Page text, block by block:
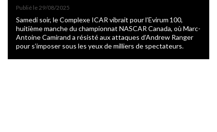
Publié le29/08/2025
Samedi soir, le Complexe ICAR vibrait pour l’Evirum 100,
huitième manche du championnat NASCAR Canada, où Marc-
Antoine Camirand a résisté aux attaques d’Andrew Ranger
pour s’imposer sous les yeux de milliers de spectateurs.